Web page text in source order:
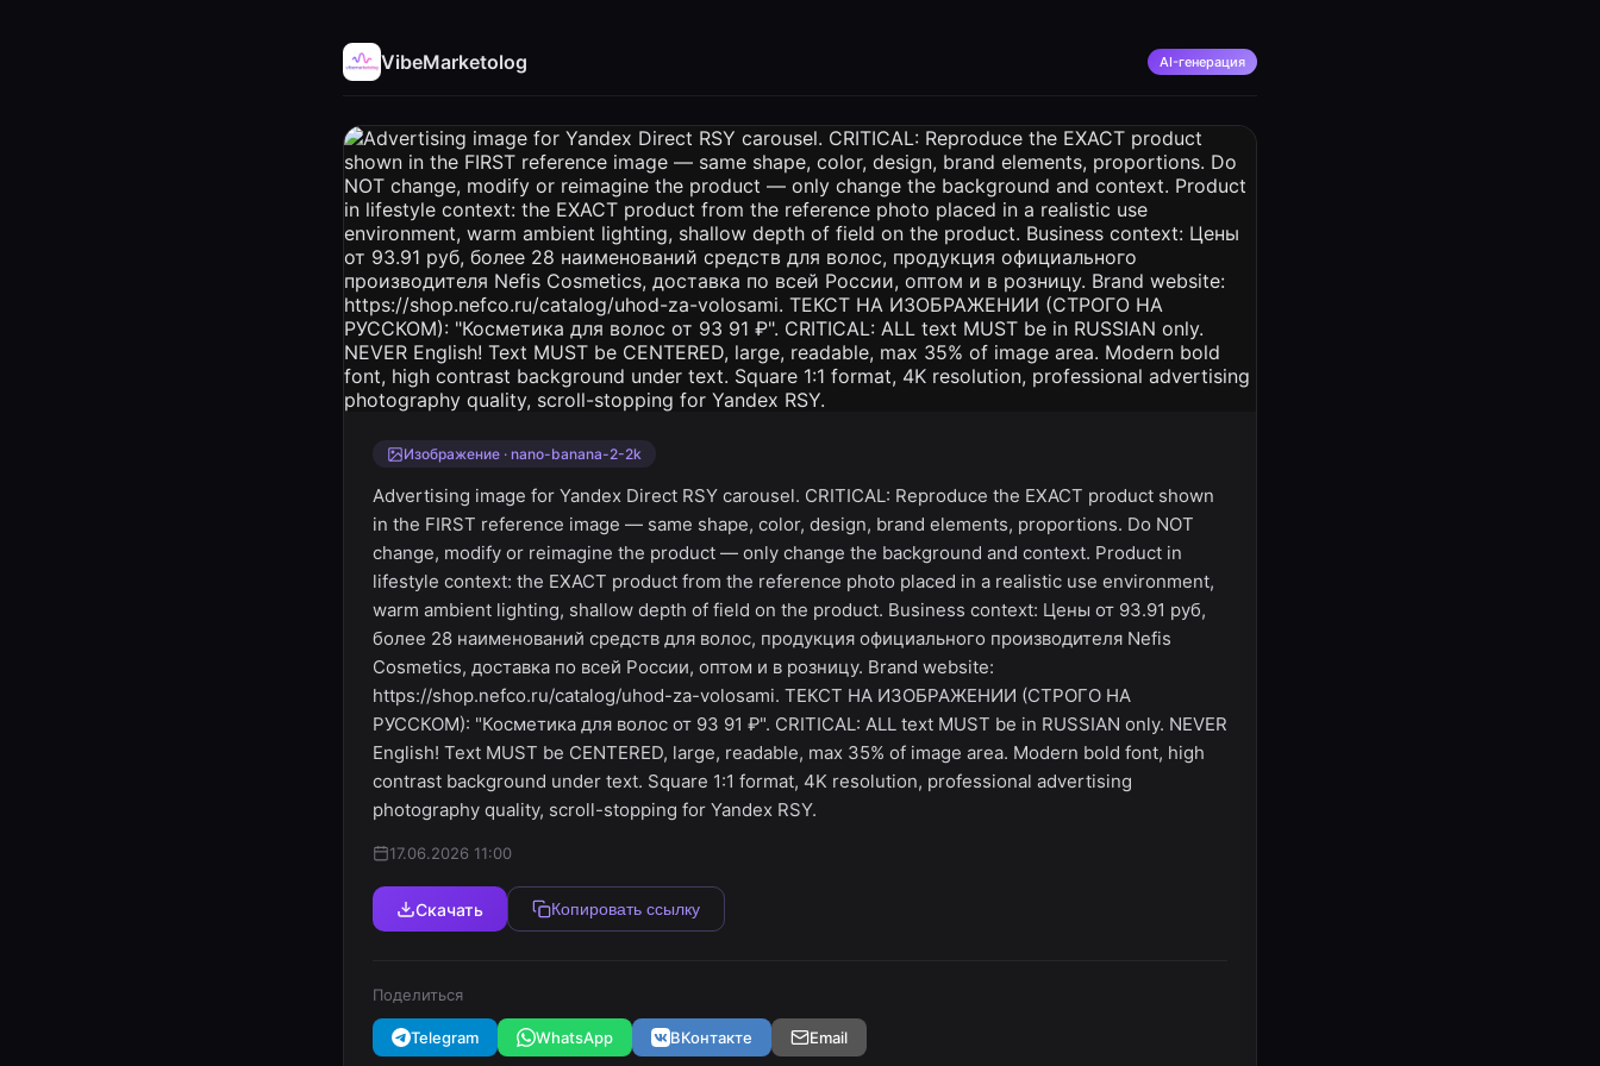
VibeMarketolog AI-генерация
Изображение · nano-banana-2-2k
Advertising image for Yandex Direct RSY carousel. CRITICAL: Reproduce the EXACT product shown
in the FIRST reference image — same shape, color, design, brand elements, proportions. Do NOT
change, modify or reimagine the product — only change the background and context. Product in
lifestyle context: the EXACT product from the reference photo placed in a realistic use environment,
warm ambient lighting, shallow depth of field on the product. Business context: Цены от 93.91 руб,
более 28 наименований средств для волос, продукция официального производителя Nefis
Cosmetics, доставка по всей России, оптом и в розницу. Brand website:
https://shop.nefco.ru/catalog/uhod-za-volosami. ТЕКСТ НА ИЗОБРАЖЕНИИ (СТРОГО НА
РУССКОМ): "Косметика для волос от 93 91 ₽". CRITICAL: ALL text MUST be in RUSSIAN only. NEVER
English! Text MUST be CENTERED, large, readable, max 35% of image area. Modern bold font, high
contrast background under text. Square 1:1 format, 4K resolution, professional advertising
photography quality, scroll-stopping for Yandex RSY.
17.06.2026 11:00
Скачать Копировать ссылку
Поделиться
Telegram WhatsApp ВКонтакте Email